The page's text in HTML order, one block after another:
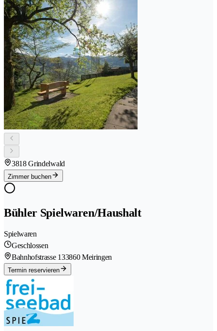
3818 Grindelwald
Zimmer buchen
Bühler Spielwaren/Haushalt
Spielwaren
Geschlossen
Bahnhofstrasse 133860 Meiringen
Termin reservieren